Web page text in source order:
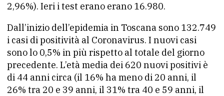
2,96%). Ieri i test erano erano 16.980.
Dall’inizio dell’epidemia in Toscana sono 132.749
i casi di positività al Coronavirus. I nuovi casi
sono lo 0,5% in più rispetto al totale del giorno
precedente. L’età media dei 620 nuovi positivi è
di 44 anni circa (il 16% ha meno di 20 anni, il
26% tra 20 e 39 anni, il 31% tra 40 e 59 anni, il